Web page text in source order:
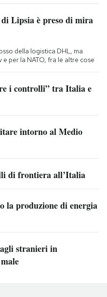
Lipsia è preso di mira
della logistica DHL, ma
per la NATO, fra le altre cose
i controlli” tra Italia e
intorno al Medio
di frontiera all’Italia
la produzione di energia
stranieri in